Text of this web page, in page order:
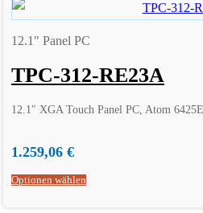
12.1" Panel PC
TPC-312-RE23A
12.1″ XGA Touch Panel PC, Atom
1.259,06 €
Optionen wählen